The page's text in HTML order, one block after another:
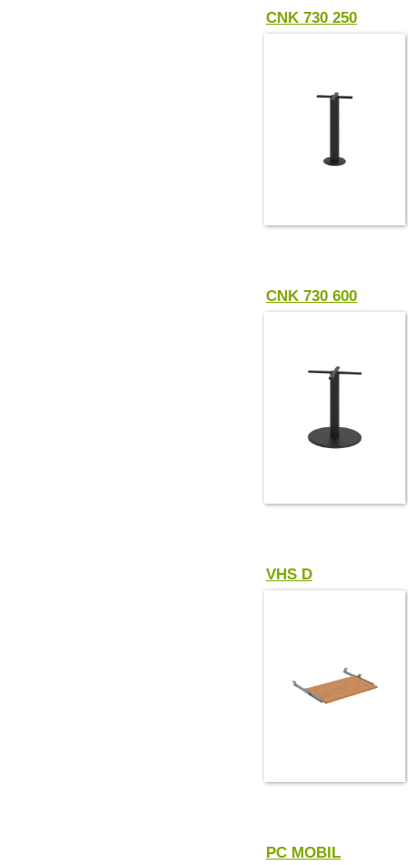
CNK 730 250
CNK 730 600
VHS D
PC MOBIL